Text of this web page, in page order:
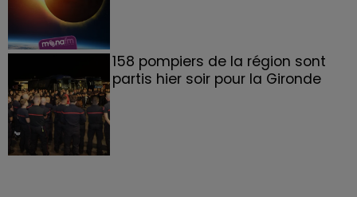
158 pompiers de la région sont
partis hier soir pour la Gironde